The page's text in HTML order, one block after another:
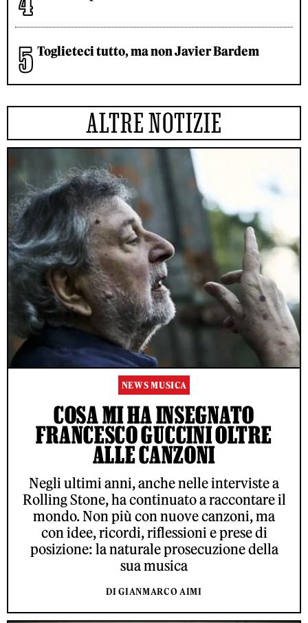
Toglieteci tutto, ma non Javier Bardem
ALTRE NOTIZIE
NEWS MUSICA
COSA MI HA INSEGNATO
FRANCESCO GUCCINI OLTRE
ALLE CANZONI
Negli ultimi anni, anche nelle interviste a
Rolling Stone, ha continuato a raccontare il
mondo. Non più con nuove canzoni, ma
con idee, ricordi, riflessioni e prese di
posizione: la naturale prosecuzione della
sua musica
DI GIANMARCO AIMI